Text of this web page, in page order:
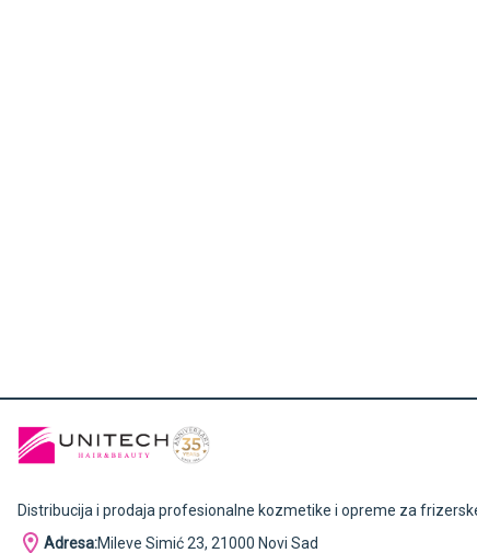
Distribucija i prodaja profesionalne kozmetike i opreme za
Adresa:Mileve Simić 23, 21000 Novi Sad